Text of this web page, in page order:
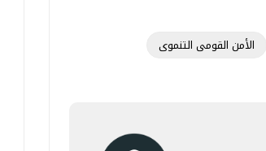
الأمن القومى التنموى